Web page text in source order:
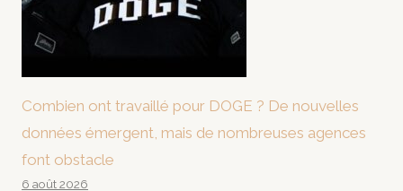
Combien ont travaillé pour DOGE ? De nouvelles
données émergent, mais de nombreuses agences
font obstacle
6 août 2026